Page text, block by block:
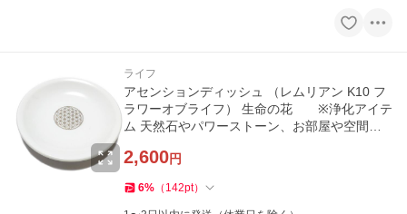
ライフ
アセンションディッシュ （レムリアン K10 フ
ラワーオブライフ） 生命の花 ※浄化アイテ
ム 天然石やパワーストーン、お部屋や空間の
2,600円
6% （ 142pt）